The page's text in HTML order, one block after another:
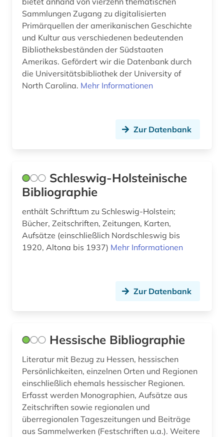
iberoromanisch (1)
iberoromanistik (4)
inkunabel (1)
interdisziplinäre forschung (1)
israel (2)
italianistik (4)
italien (10)
italienische kunstgeschichte (1)
judaistik (2)
juden (1)
judentum (1)
judenverfolgung (1)
jugoslawien (1)
Sammlungen Zugang zu digitalisierten
Primärquellen der amerikanischen Geschichte
und Kultur aus verschiedenen bedeutenden
Bibliotheksbeständen der Südstaaten
Amerikas. Gefördert wir die Datenbank durch
die Universitätsbibliothek der University of
North Carolina. Mehr Informationen
Zur Datenbank
Schleswig-Holsteinische
Bibliographie
enthält Schrifttum zu Schleswig-Holstein;
Bücher, Zeitschriften, Zeitungen, Karten,
Aufsätze (einschließlich Nordschleswig bis
1920, Altona bis 1937) Mehr Informationen
Zur Datenbank
Hessische Bibliographie
Literatur mit Bezug zu Hessen, hessischen
Persönlichkeiten, einzelnen Orten und Regionen
einschließlich ehemals hessischer Regionen.
Erfasst werden Monographien, Aufsätze aus
Zeitschriften sowie regionalen und
überregionalen Tageszeitungen und Beiträge
aus Sammelwerken (Festschriften u.a.). Weitere